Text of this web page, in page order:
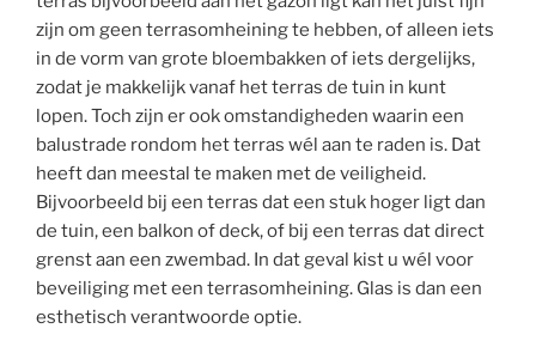
zijn om geen terrasomheining te hebben, of alleen iets
in de vorm van grote bloembakken of iets dergelijks,
zodat je makkelijk vanaf het terras de tuin in kunt
lopen. Toch zijn er ook omstandigheden waarin een
balustrade rondom het terras wél aan te raden is. Dat
heeft dan meestal te maken met de veiligheid.
Bijvoorbeeld bij een terras dat een stuk hoger ligt dan
de tuin, een balkon of deck, of bij een terras dat direct
grenst aan een zwembad. In dat geval kist u wél voor
beveiliging met een terrasomheining. Glas is dan een
esthetisch verantwoorde optie.